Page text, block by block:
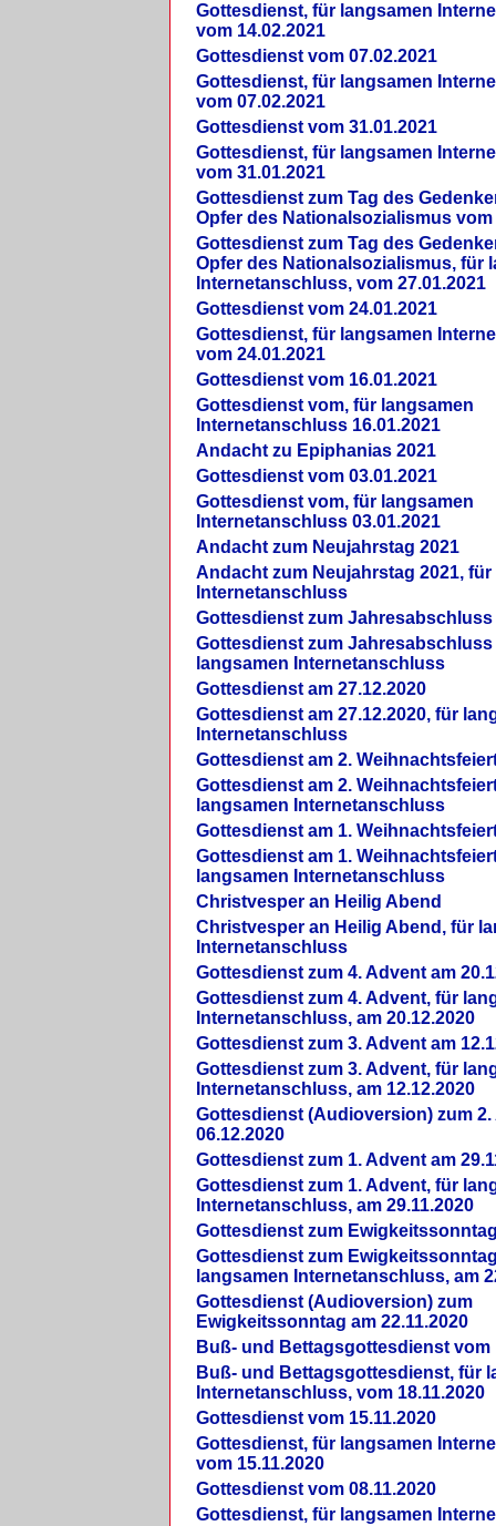
Gottesdienst, für langsamen
vom 14.02.2021
Gottesdienst vom 07.02.2021
Gottesdienst, für langsamen
vom 07.02.2021
Gottesdienst vom 31.01.2021
Gottesdienst, für langsamen
vom 31.01.2021
Gottesdienst zum Tag des
Opfer des Nationalsozialismus vom
Gottesdienst zum Tag des
Opfer des Nationalsozialismus, für
Internetanschluss, vom 27.01.2021
Gottesdienst vom 24.01.2021
Gottesdienst, für langsamen
vom 24.01.2021
Gottesdienst vom 16.01.2021
Gottesdienst vom, für langsamen
Internetanschluss 16.01.2021
Andacht zu Epiphanias 2021
Gottesdienst vom 03.01.2021
Gottesdienst vom, für langsamen
Internetanschluss 03.01.2021
Andacht zum Neujahrstag 2021
Andacht zum Neujahrstag 2021,
Internetanschluss
Gottesdienst zum Jahresabschluss
Gottesdienst zum Jahresabschluss
langsamen Internetanschluss
Gottesdienst am 27.12.2020
Gottesdienst am 27.12.2020, für
Internetanschluss
Gottesdienst am 2.
Gottesdienst am 2.
langsamen Internetanschluss
Gottesdienst am 1.
Gottesdienst am 1.
langsamen Internetanschluss
Christvesper an Heilig Abend
Christvesper an Heilig Abend, für
Internetanschluss
Gottesdienst zum 4. Advent am
Gottesdienst zum 4. Advent, für
Internetanschluss, am 20.12.2020
Gottesdienst zum 3. Advent am
Gottesdienst zum 3. Advent, für
Internetanschluss, am 12.12.2020
Gottesdienst (Audioversion) zum 2.
06.12.2020
Gottesdienst zum 1. Advent am
Gottesdienst zum 1. Advent, für
Internetanschluss, am 29.11.2020
Gottesdienst zum
Gottesdienst zum
langsamen Internetanschluss, am
Gottesdienst (Audioversion) zum
Ewigkeitssonntag am 22.11.2020
Buß- und Bettagsgottesdienst vom
Buß- und Bettagsgottesdienst, für
Internetanschluss, vom 18.11.2020
Gottesdienst vom 15.11.2020
Gottesdienst, für langsamen
vom 15.11.2020
Gottesdienst vom 08.11.2020
Gottesdienst, für langsamen